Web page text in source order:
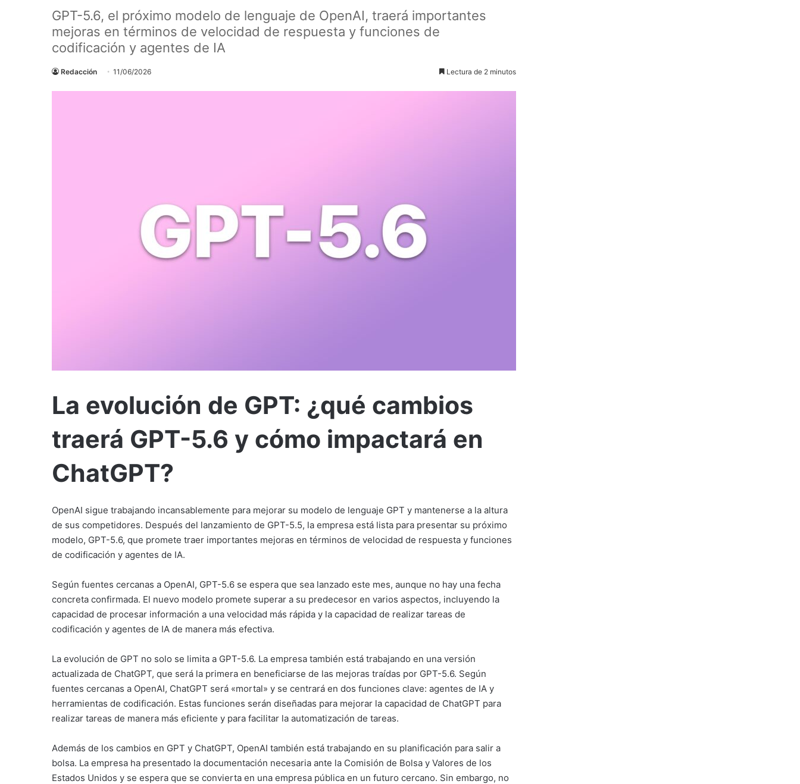
GPT-5.6, el próximo modelo de lenguaje de OpenAI, traerá importantes
mejoras en términos de velocidad de respuesta y funciones de
codificación y agentes de IA
Redacción 11/06/2026 Lectura de 2 minutos
La evolución de GPT: ¿qué cambios
traerá GPT-5.6 y cómo impactará en
ChatGPT?
OpenAI sigue trabajando incansablemente para mejorar su modelo de lenguaje GPT y mantenerse a la altura
de sus competidores. Después del lanzamiento de GPT-5.5, la empresa está lista para presentar su próximo
modelo, GPT-5.6, que promete traer importantes mejoras en términos de velocidad de respuesta y funciones
de codificación y agentes de IA.
Según fuentes cercanas a OpenAI, GPT-5.6 se espera que sea lanzado este mes, aunque no hay una fecha
concreta confirmada. El nuevo modelo promete superar a su predecesor en varios aspectos, incluyendo la
capacidad de procesar información a una velocidad más rápida y la capacidad de realizar tareas de
codificación y agentes de IA de manera más efectiva.
La evolución de GPT no solo se limita a GPT-5.6. La empresa también está trabajando en una versión
actualizada de ChatGPT, que será la primera en beneficiarse de las mejoras traídas por GPT-5.6. Según
fuentes cercanas a OpenAI, ChatGPT será «mortal» y se centrará en dos funciones clave: agentes de IA y
herramientas de codificación. Estas funciones serán diseñadas para mejorar la capacidad de ChatGPT para
realizar tareas de manera más eficiente y para facilitar la automatización de tareas.
Además de los cambios en GPT y ChatGPT, OpenAI también está trabajando en su planificación para salir a
bolsa. La empresa ha presentado la documentación necesaria ante la Comisión de Bolsa y Valores de los
Estados Unidos y se espera que se convierta en una empresa pública en un futuro cercano. Sin embargo, no